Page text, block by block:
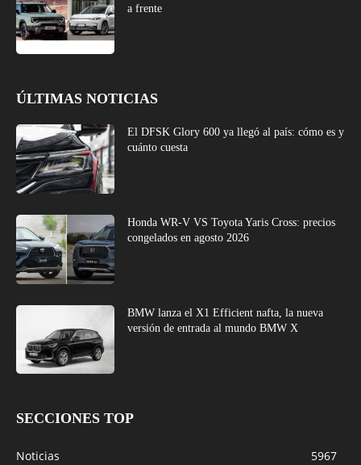
a frente
ÚLTIMAS NOTICIAS
El DFSK Glory 600 ya llegó al país: cómo es y
cuánto cuesta
Honda WR-V VS Toyota Yaris Cross: precios
congelados en agosto 2026
BMW lanza el X1 Efficient nafta, la nueva
versión de entrada al mundo BMW X
SECCIONES TOP
Noticias
5967